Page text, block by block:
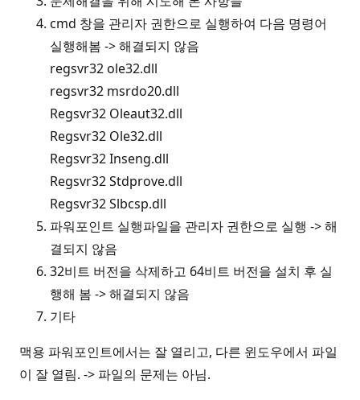
cmd 창을 관리자 권한으로 실행하여 다음 명령어
실행해봄 -> 해결되지 않음
regsvr32 ole32.dll
regsvr32 msrdo20.dll
Regsvr32 Oleaut32.dll
Regsvr32 Ole32.dll
Regsvr32 Inseng.dll
Regsvr32 Stdprove.dll
Regsvr32 Slbcsp.dll
파워포인트 실행파일을 관리자 권한으로 실행 -> 해
결되지 않음
32비트 버전을 삭제하고 64비트 버전을 설치 후 실
행해 봄 -> 해결되지 않음
기타
맥용 파워포인트에서는 잘 열리고, 다른 윈도우에서 파일
이 잘 열림. -> 파일의 문제는 아님.